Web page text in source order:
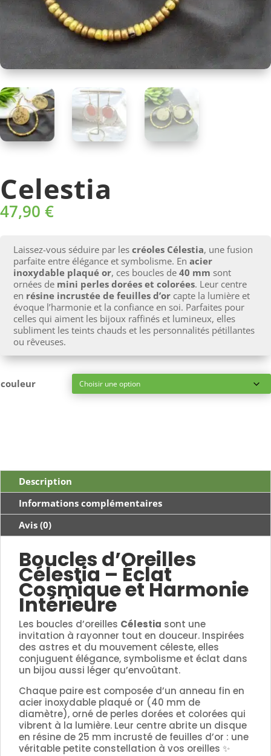
Celestia
47,90 €
Laissez-vous séduire par lescréoles Célestia, une fusion
parfaite entre élégance et symbolisme. Enacier
inoxydable plaqué or, ces boucles de40 mm sont
ornées de mini perles dorées et colorées. Leur centre
en résine incrustée de feuilles d’or capte la lumière et
évoque l’harmonie et la confiance en soi. Parfaites pour
celles qui aiment les bijoux raffinés et lumineux, elles
subliment les teints chauds et les personnalités pétillantes
ou rêveuses.
couleur
Description
Informations complémentaires
Avis (0)
Boucles d’Oreilles
Célestia – Éclat
Cosmique et Harmonie
Intérieure
Les boucles d’oreilles Célestia sont une
invitation à rayonner tout en douceur. Inspirées
des astres et du mouvement céleste, elles
conjuguent élégance, symbolisme et éclat dans
un bijou aussi léger qu’envoûtant.
Chaque paire est composée d’un anneau fin en
acier inoxydable plaqué or (40 mm de
diamètre), orné de perles dorées et colorées qui
vibrent à la lumière. Leur centre abrite un disque
en résine de 25 mm incrusté de feuilles d’or : une
véritable petite constellation à vos oreilles ✨